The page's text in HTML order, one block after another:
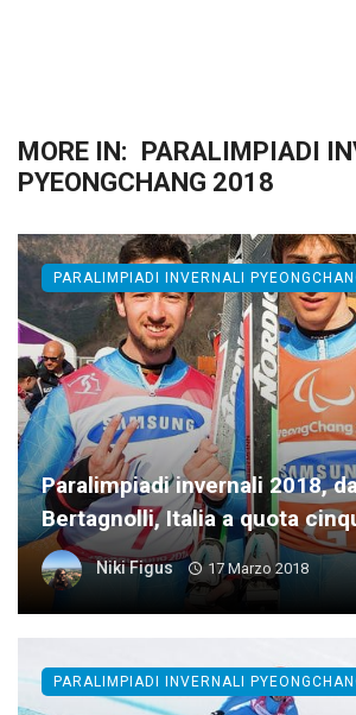
MORE IN: PARALIMPIADI
PYEONGCHANG 2018
Paralimpiadi invernali 2018,
Bertagnolli, Italia a quota
Niki Figus 17 Marzo 2018
PARALIMPIADI INVERNALI
PARALIMPIADI INVERNALI